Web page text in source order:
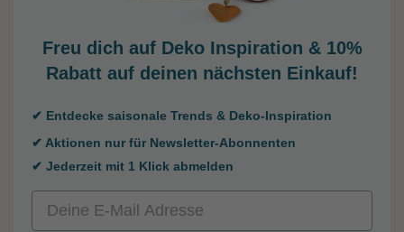
Freu dich auf Deko Inspiration & 10%
Rabatt auf deinen nächsten Einkauf!
✔ Entdecke saisonale Trends & Deko-Inspiration
✔ Aktionen nur für Newsletter-Abonnenten
✔ Jederzeit mit 1 Klick abmelden